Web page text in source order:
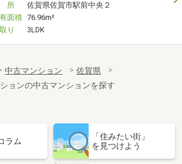
所
佐賀県佐賀市駅前中央２
面積 76.96m²
り
3LDK
中古マンション
佐賀県
ョンの中古マンションを探す
ラム
「住みたい街」
を見つけよう